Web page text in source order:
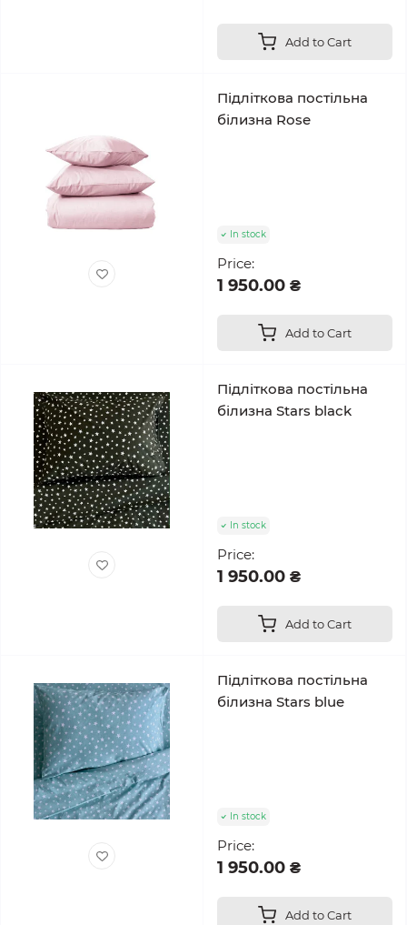
Add to Cart
Підліткова постільна
білизна Rose
In stock
Price:
1 950.00 ₴
Add to Cart
Підліткова постільна
білизна Stars black
In stock
Price:
1 950.00 ₴
Add to Cart
Підліткова постільна
білизна Stars blue
In stock
Price:
1 950.00 ₴
Add to Cart